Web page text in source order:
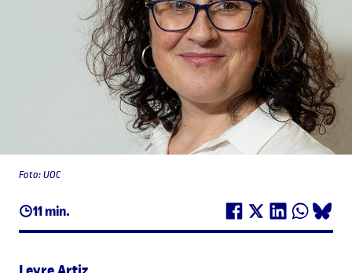
11 min.
Foto: UOC